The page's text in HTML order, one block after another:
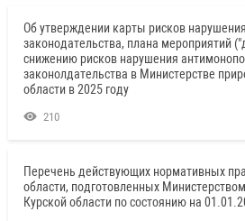
Об утверждении карты рисков
законодательства, плана мероприятий
снижению рисков нарушения
законолдательства в Министерстве
области в 2025 году
210
Перечень действующих нормативных
области, подготовленных
Курской области по состоянию на